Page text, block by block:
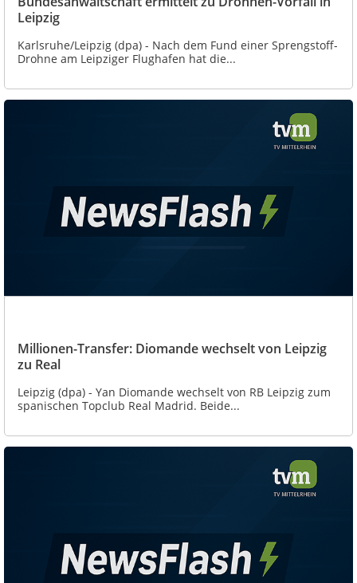
Leipzig
Karlsruhe/Leipzig (dpa) - Nach dem Fund einer Sprengstoff-
Drohne am Leipziger Flughafen hat die...
Millionen-Transfer: Diomande wechselt von Leipzig
zu Real
Leipzig (dpa) - Yan Diomande wechselt von RB Leipzig zum
spanischen Topclub Real Madrid. Beide...